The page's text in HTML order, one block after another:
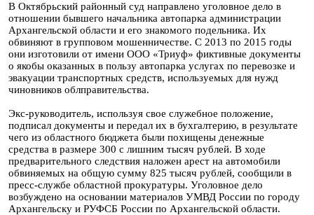
В Октябрьский районный суд направлено уголовное дело в
отношении бывшего начальника автопарка администрации
Архангельской области и его знакомого подельника. Их
обвиняют в групповом мошенничестве. С 2013 по 2015 годы
они изготовили от имени ООО «Триуф» фиктивные документы
о якобы оказанных в пользу автопарка услугах по перевозке и
эвакуации транспортных средств, используемых для нужд
чиновников облправительства.
Экс-руководитель, используя свое служебное положение,
подписал документы и передал их в бухгалтерию, в результате
чего из областного бюджета были похищены денежные
средства в размере 300 с лишним тысяч рублей. В ходе
предварительного следствия наложен арест на автомобили
обвиняемых на общую сумму 825 тысяч рублей, сообщили в
пресс-службе областной прокуратуры. Уголовное дело
возбуждено на основании материалов УМВД России по городу
Архангельску и РУФСБ России по Архангельской области.